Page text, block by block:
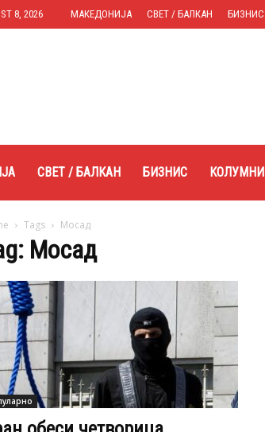
8, 2026 МАКЕДОНИЈА СВЕТ / БАЛКАН БИЗНИС
СВЕТ / БАЛКАН БИЗНИС КОЛУМНИ
Tags Мосад
Мосад